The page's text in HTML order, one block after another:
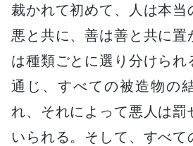
裁かれて初めて、人は本当
悪と共に、善は善と共に置
は種類ごとに選り分けられ
通じ、すべての被造物の
れ、それによって悪人は罰
いられる。そして、すべて